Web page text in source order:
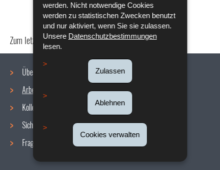
werden. Nicht notwendige Cookies
werden zu statistischen Zwecken benutzt
und nur aktiviert, wenn Sie sie zulassen.
Unsere Datenschutzbestimmungen
lesen.
Zulassen
Ablehnen
Cookies verwalten
Zum letzten Mal aktualisiert am24/04/2024
Navigationsmenü
Über uns
Arbeitsbedingungen
Kollektive Vereinbarungen
Sicherheit/Gesundheit am Arbeitsplatz
Fragen / Antworten